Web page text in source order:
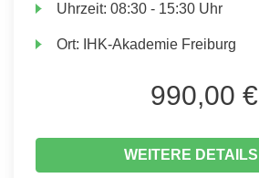
Uhrzeit:08:30 - 15:30 Uhr
Ort: IHK-Akademie Freiburg
990,00 €
WEITERE DETAILS